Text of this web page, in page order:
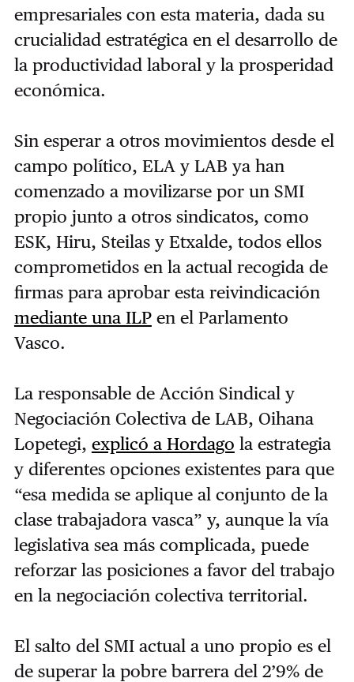
empresariales con esta materia, dada su
crucialidad estratégica en el desarrollo de
la productividad laboral y la prosperidad
económica.
Sin esperar a otros movimientos desde el
campo político, ELA y LAB ya han
comenzado a movilizarse por un SMI
propio junto a otros sindicatos, como
ESK, Hiru, Steilas y Etxalde, todos ellos
comprometidos en la actual recogida de
firmas para aprobar esta reivindicación
mediante una ILPen el Parlamento
Vasco.
La responsable de Acción Sindical y
Negociación Colectiva de LAB, Oihana
Lopetegi, explicó a Hordago la estrategia
y diferentes opciones existentes para que
“esa medida se aplique al conjunto de la
clase trabajadora vasca” y, aunque la vía
legislativa sea más complicada, puede
reforzar las posiciones a favor del trabajo
en la negociación colectiva territorial.
El salto del SMI actual a uno propio es el
de superar la pobre barrera del 2’9% de